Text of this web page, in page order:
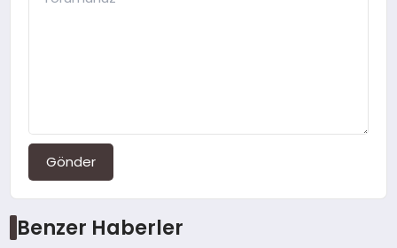
Gönder
Benzer Haberler